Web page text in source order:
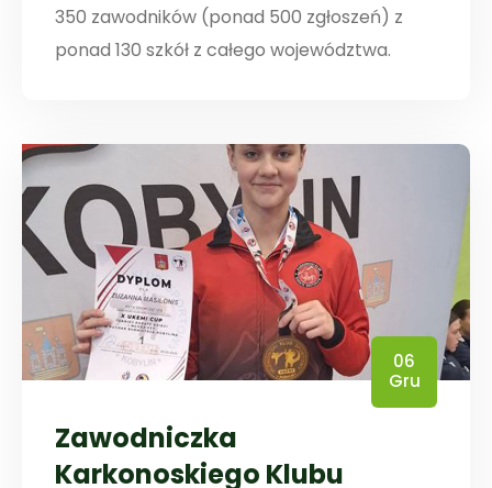
350 zawodników (ponad 500 zgłoszeń) z
ponad 130 szkół z całego województwa.
06
Gru
Zawodniczka
Karkonoskiego Klubu